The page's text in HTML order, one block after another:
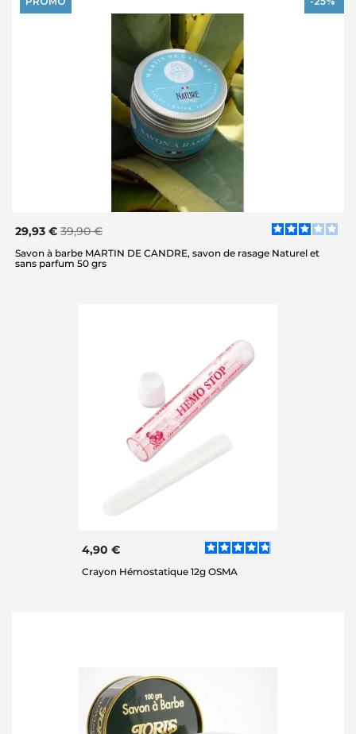
29,93 € 39,90 €
Savon à barbe MARTIN DE CANDRE, savon de rasage Naturel et
sans parfum 50 grs
4,90 €
Crayon Hémostatique 12g OSMA